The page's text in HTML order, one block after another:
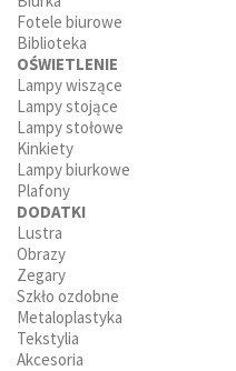
Fotele biurowe
Biblioteka
OŚWIETLENIE
Lampy wiszące
Lampy stojące
Lampy stołowe
Kinkiety
Lampy biurkowe
Plafony
DODATKI
Lustra
Obrazy
Zegary
Szkło ozdobne
Metaloplastyka
Tekstylia
Akcesoria